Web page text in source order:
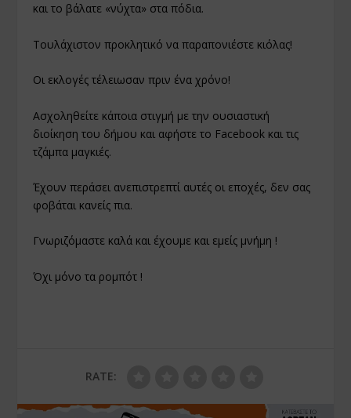
και το βάλατε «νύχτα» στα πόδια.
Τουλάχιστον προκλητικό να παραπονιέστε κιόλας!
Οι εκλογές τέλειωσαν πριν ένα χρόνο!
Ασχοληθείτε κάποια στιγμή με την ουσιαστική
διοίκηση του δήμου και αφήστε το Facebook και τις
τζάμπα μαγκιές.
Έχουν περάσει ανεπιστρεπτί αυτές οι εποχές, δεν σας
φοβάται κανείς πια.
Γνωριζόμαστε καλά και έχουμε και εμείς μνήμη !
Όχι μόνο τα ρομπότ !
RATE: